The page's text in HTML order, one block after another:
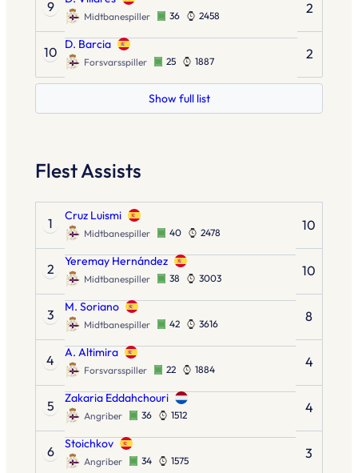
9
Midtbanespiller 36 2458 2
10 D. Barcia
Forsvarsspiller 25 1887 2
Show full list
Flest Assists
1 Cruz Luismi
Midtbanespiller 40 2478 10
2 Yeremay Hernández
Midtbanespiller 38 3003 10
3 M. Soriano
Midtbanespiller 42 3616 8
4 A. Altimira
Forsvarsspiller 22 1884 4
5 Zakaria Eddahchouri
Angriber 36 1512 4
6 Stoichkov
Angriber 34 1575 3